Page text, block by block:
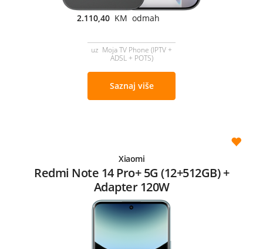
2.110,40 KM odmah
uz Moja TV Phone (IPTV +
ADSL + POTS)
Saznaj više
Xiaomi
Redmi Note 14 Pro+ 5G (12+512GB) +
Adapter 120W